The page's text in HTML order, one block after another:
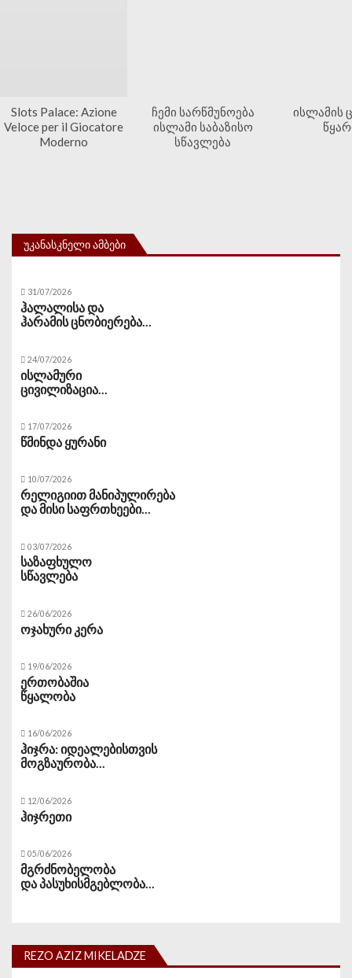
Slots Palace: Azione
Veloce per il Giocatore
Moderno
ჩემი სარწმუნოება
ისლამი საბაზისო
სწავლება
ისლამის
ᲣᲙᲐᲜᲐᲡᲙᲜᲔᲚᲘ ᲐᲛᲑᲔᲑᲘ
31/07/2026
ჰალალისა და
ჰარამის ცნობიერება...
24/07/2026
ისლამური
ცივილიზაცია...
17/07/2026
წმინდა ყურანი
10/07/2026
რელიგიით მანიპულირება
და მისი საფრთხეები...
03/07/2026
საზაფხულო
სწავლება
26/06/2026
ოჯახური კერა
19/06/2026
ერთობაშია
წყალობა
16/06/2026
ჰიჯრა: იდეალებისთვის
მოგზაურობა...
12/06/2026
ჰიჯრეთი
05/06/2026
მგრძნობელობა
და პასუხისმგებლობა...
REZO AZIZ MIKELADZE